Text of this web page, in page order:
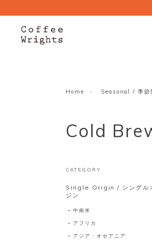
Home Seasonal / 季節
Cold
CATEGORY
Single Origin / シングル
ジン
中南米
アフリカ
アジア・オセアニア